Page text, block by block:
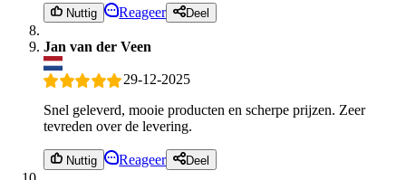
Nuttig Reageer Deel
Jan van der Veen
29-12-2025
Snel geleverd, mooie producten en scherpe prijzen. Zeer
tevreden over de levering.
Nuttig Reageer Deel